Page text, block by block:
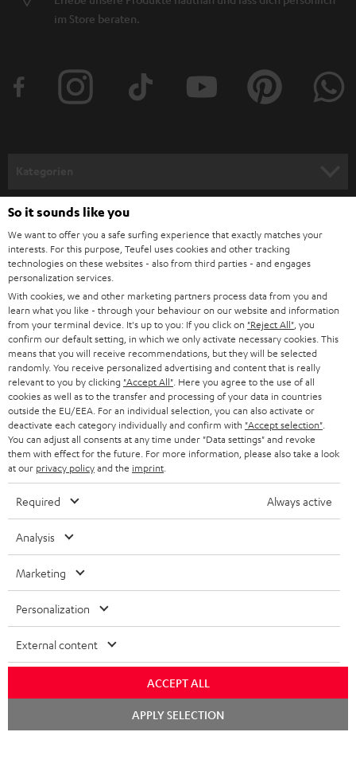
im Store beraten.
HEIMKINO
HEIMKINO-KOMPLETTANLAGEN
SOUNDBARS
STEREO
SMART HOME
BLUETOOTH-LAUTSPRECHER
KOPFHÖRER
BLUETOOTH-KOPFHÖRER
STEREOANLAGEN
LAUTSPRECHER
ULTIMA-SERIE
IN-EAR-KOPFHÖRER
FANSHOP
NEUHEITEN
Unternehmen
SUPPORT
PRESSE & MARKETING
GESCHÄFTSKUNDEN
PARTNERPROGRAMM
BLOG
NEWSLETTER
STORES
DEINE VORTEILE BEI TEUFEL
TEUFEL STORY
Teufel Onlineshops
DEUTSCHLAND
ÖSTERREICH
SCHWEIZ
NIEDERLANDE
BELGIEN
POLEN
ITALIEN
WEITERE LÄNDER
Technische Änderungen, Tippfehler und Irrtum vorbehalten. Das auf unseren
Fotos abgebildete Zubehör ist nicht im Lieferumfang enthalten. Etwaige
©2026 Lautsprecher Teufel GmbH - All rights reserved.
Datenschutz Daten-Einstellungen
So it sounds like you
We want to offer you a safe surfing experience that exactly matches your
interests. For this purpose, Teufel uses cookies and other tracking
technologies on these websites - also from third parties - and engages
personalization services.
With cookies, we and other marketing partners process data from you and
learn what you like - through your behaviour on our website and information
from your terminal device. It's up to you: If you click on "Reject All" , you
confirm our default setting, in which we only activate necessary cookies. This
means that you will receive recommendations, but they will be selected
randomly. You receive personalized advertising and content that is really
relevant to you by clicking "Accept All" . Here you agree to the use of all
cookies as well as to the transfer and processing of your data in countries
outside the EU/EEA. For an individual selection, you can also activate or
deactivate each category individually and confirm with "Accept selection"
You can adjust all consents at any time under "Data settings" and revoke
them with effect for the future. For more information, please also take a look
at our privacy policyand the imprint
Required Always active
Analysis
Marketing
Personalization
External content
ACCEPT ALL
APPLY SELECTION